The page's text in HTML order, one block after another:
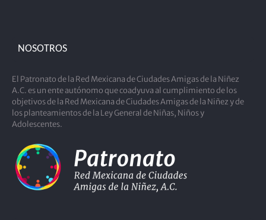
NOSOTROS
El Patronato de la Red Mexicana de Ciudades Amigas de la Niñez
A.C. es un ente autónomo que coadyuva al cumplimiento de los
objetivos de la Red Mexicana de Ciudades Amigas de la Niñez y de
los planteamientos de la Ley General de Niñas, Niños y
Adolescentes.